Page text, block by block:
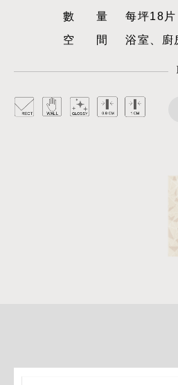
數量每坪18
空間浴室、廚
細